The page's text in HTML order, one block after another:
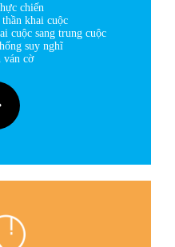
chiến
khai cuộc
cuộc sang trung cuộc
suy nghĩ
ván cờ